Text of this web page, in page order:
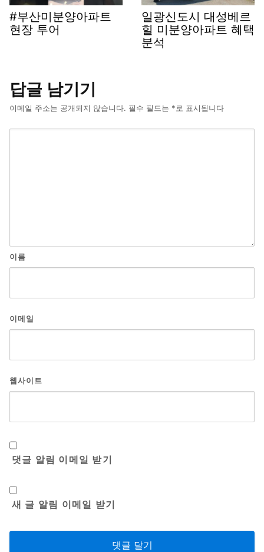
#부산미분양아파트
현장 투어
일광신도시 대성베르
힐 미분양아파트 혜택
분석
답글 남기기
이메일 주소는 공개되지 않습니다. 필수 필드는 *로 표시됩니다
이름
이메일
웹사이트
댓글 알림 이메일 받기
새 글 알림 이메일 받기